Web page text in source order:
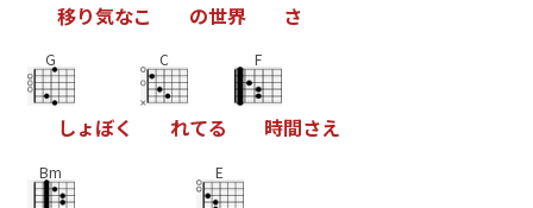
移り気なこ の世界 さ
G
しょぼく
C
れてる
F
時間さえ
Bm E